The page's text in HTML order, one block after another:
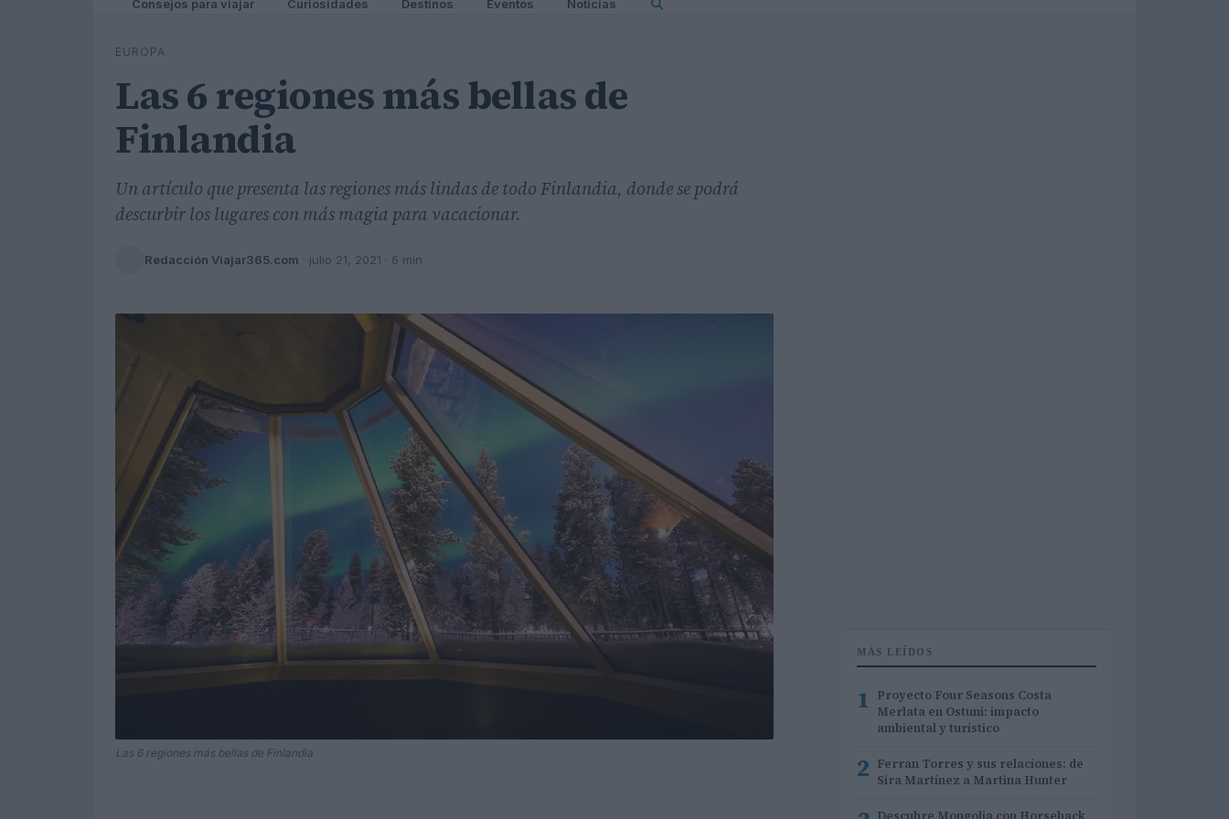
Consejos para viajar Curiosidades Destinos Eventos Noticias
EUROPA
Las 6 regiones más bellas de
Finlandia
Un artículo que presenta las regiones más lindas de todo Finlandia, donde se podrá
descurbir los lugares con más magia para vacacionar.
Redacción Viajar365.com · julio 21, 2021 · 6 min
Las 6 regiones más bellas de Finlandia
MÁS LEÍDOS
1 Proyecto Four Seasons Costa
Merlata en Ostuni: impacto
ambiental y turístico
2 Ferran Torres y sus relaciones: de
Sira Martínez a Martina Hunter
Descubre Mongolia con Horseback